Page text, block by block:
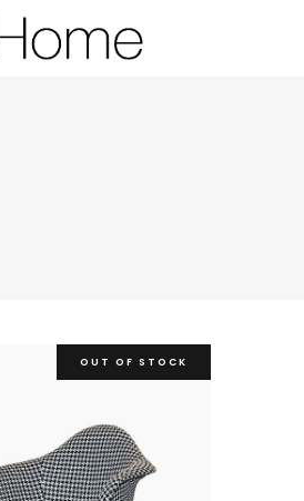
OUT OF STOCK